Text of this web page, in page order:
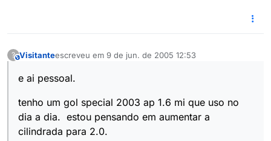
?This user is from outside of this forum
Visitanteescreveu em 9 de jun. de 2005 12:53
última edição por
e ai pessoal.
tenho um gol special 2003 ap 1.6 mi que uso no
dia a dia. estou pensando em aumentar a
cilindrada para 2.0.